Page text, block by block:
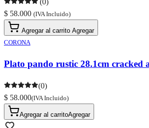
(0)
$ 58.000 (IVA Incluido)
Agregar al carrito Agregar
CORONA
Plato pando rustic 28.1cm cracked
(0)
$ 58.000(IVA Incluido)
Agregar al carritoAgregar